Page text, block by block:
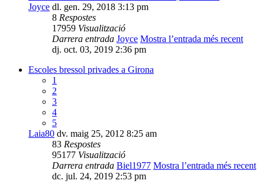
Joyce dl. gen. 29, 2018 3:13 pm
8 Respostes
17959 Visualització
Darrera entrada Joyce Mostra l’entrada més recent
dj. oct. 03, 2019 2:36 pm
Escoles bressol privades a Girona
1
2
3
4
5
Laia80 dv. maig 25, 2012 8:25 am
83 Respostes
95177 Visualització
Darrera entrada Biel1977 Mostra l’entrada més recent
dc. jul. 24, 2019 2:53 pm